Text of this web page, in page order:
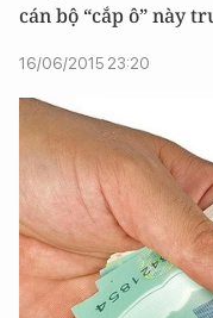
cán bộ “cắp ô” này
16/06/2015 23:20